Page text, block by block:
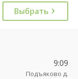
Выбрать
9:09
Подъяково д.